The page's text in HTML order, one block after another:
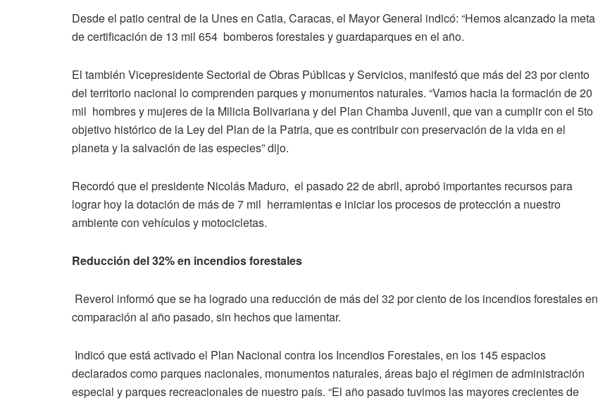
Desde el patio central de la Unes en Catia, Caracas, el Mayor General indicó: “Hemos alcanzado la meta
de certificación de 13 mil 654 bomberos forestales y guardaparques en el año.
El también Vicepresidente Sectorial de Obras Públicas y Servicios, manifestó que más del 23 por ciento
del territorio nacional lo comprenden parques y monumentos naturales. “Vamos hacia la formación de 20
mil hombres y mujeres de la Milicia Bolivariana y del Plan Chamba Juvenil, que van a cumplir con el 5to
objetivo histórico de la Ley del Plan de la Patria, que es contribuir con preservación de la vida en el
planeta y la salvación de las especies” dijo.
Recordó que el presidente Nicolás Maduro, el pasado 22 de abril, aprobó importantes recursos para
lograr hoy la dotación de más de 7 mil herramientas e iniciar los procesos de protección a nuestro
ambiente con vehículos y motocicletas.
Reducción del 32% en incendios forestales
Reverol informó que se ha logrado una reducción de más del 32 por ciento de los incendios forestales en
comparación al año pasado, sin hechos que lamentar.
Indicó que está activado el Plan Nacional contra los Incendios Forestales, en los 145 espacios
declarados como parques nacionales, monumentos naturales, áreas bajo el régimen de administración
especial y parques recreacionales de nuestro país. “El año pasado tuvimos las mayores crecientes de